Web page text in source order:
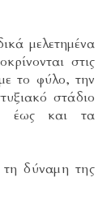
μελετημένα
στις
το φύλο, την
στάδιο
έως και τα
τη δύναμη της